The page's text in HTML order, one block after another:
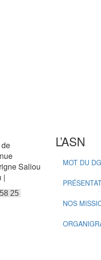
Saliou
|
25
L’ASN
MOT DU DG
NOS